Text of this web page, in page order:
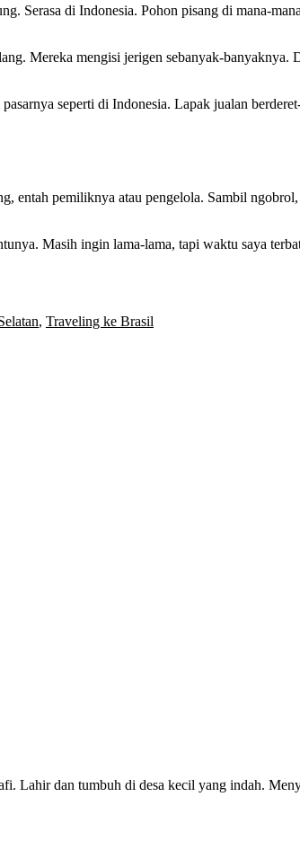
Serasa di Indonesia. Pohon pisang di mana-
Mereka mengisi jerigen sebanyak-banyaknya.
seperti di Indonesia. Lapak jualan
entah pemiliknya atau pengelola. Sambil
Masih ingin lama-lama, tapi waktu saya
, Traveling ke Brasil
Lahir dan tumbuh di desa kecil yang indah.